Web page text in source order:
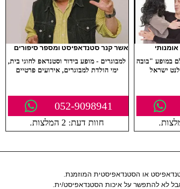
במופע "בובה
ישראל
אשר קנר סטנדאפיסט ומספר סיפורים
למבוגרים - מופע בידור וסטנדאפ לחוגי בית,
ימי הולדת למבוגרים, אירועים פרטיים
052-9098941
חוות דעת: 2 המלצות.
לא להתפשר על איכות הסטנדאפיסט/ית.